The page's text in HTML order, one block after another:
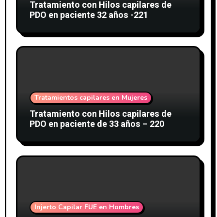
Tratamiento con Hilos capilares de
PDO en paciente 32 años -221
Tratamientos capilares en Mujeres
Tratamiento con Hilos capilares de
PDO en paciente de 33 años – 220
Injerto Capilar FUE en Hombres